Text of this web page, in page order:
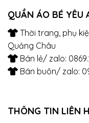
QUẦN ÁO BÉ YÊU
Thời trang, phụ
Quảng Châu
Bán lẻ/ zalo:
Bán buôn/ zalo:
THÔNG TIN LIÊN